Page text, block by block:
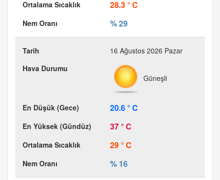
28.3 ° C
% 29
16 Ağustos 2026 Pazar
Güneşli
20.6 ° C
37 ° C
29 ° C
% 16